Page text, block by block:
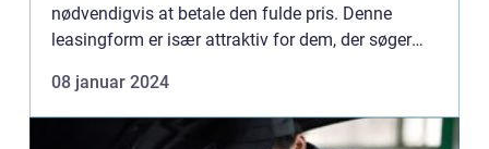
nødvendigvis at betale den fulde pris. Denne
leasingform er især attraktiv for dem, der søger
08 januar 2024